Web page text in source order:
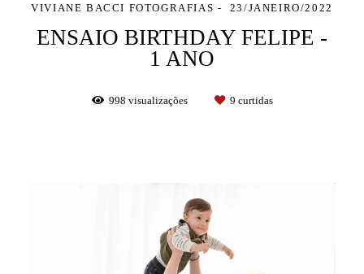
VIVIANE BACCI FOTOGRAFIAS
23/JANEIRO/2022
ENSAIO BIRTHDAY FELIPE -
1 ANO
998 visualizações 9 curtidas